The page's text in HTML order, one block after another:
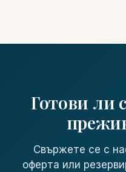
Готови ли
Свържете се с
оферта или